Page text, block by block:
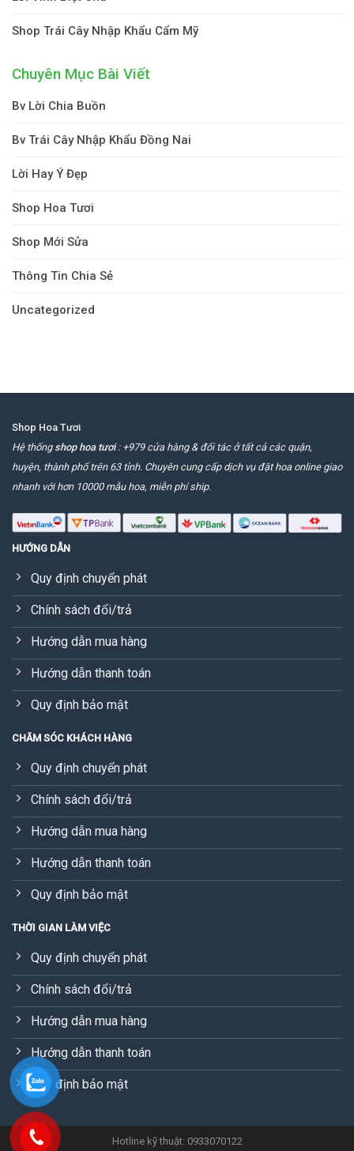
Shop Trái Cây Nhập Khẩu Cẩm Mỹ
Chuyên Mục Bài Viết
Bv Lời Chia Buồn
Bv Trái Cây Nhập Khẩu Đồng Nai
Lời Hay Ý Đẹp
Shop Hoa Tươi
Shop Mới Sửa
Thông Tin Chia Sẻ
Uncategorized
Shop Hoa Tươi
Hệ thống shop hoa tươi: +979 cửa hàng & đối tác ở tất cả các quận,
huyện, thành phố trên 63 tỉnh. Chuyên cung cấp dịch vụ đặt hoa online giao
nhanh với hơn 10000 mẫu hoa, miễn phí ship.
HƯỚNG DẪN
Quy định chuyển phát
Chính sách đổi/trả
Hướng dẫn mua hàng
Hướng dẫn thanh toán
Quy định bảo mật
CHĂM SÓC KHÁCH HÀNG
Quy định chuyển phát
Chính sách đổi/trả
Hướng dẫn mua hàng
Hướng dẫn thanh toán
Quy định bảo mật
THỜI GIAN LÀM VIỆC
Quy định chuyển phát
Chính sách đổi/trả
Hướng dẫn mua hàng
Hướng dẫn thanh toán
Quy định bảo mật
Hotline kỹ thuật: 0933070122